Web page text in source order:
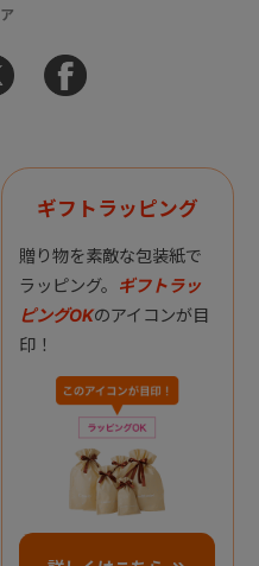
ギフトラッピング
贈り物を素敵な包装紙で
ラッピング。 ギフトラッ
ピングOKのアイコンが目
印！